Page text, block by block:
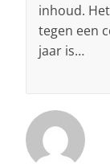
inhoud.
tegen een
jaar is…